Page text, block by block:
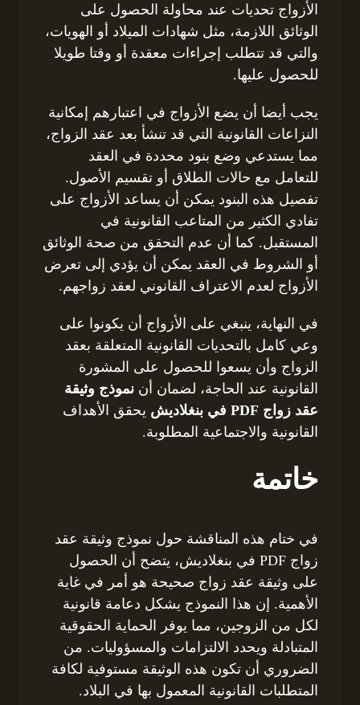
الأزواج تحديات عند محاولة الحصول على
الوثائق اللازمة، مثل شهادات الميلاد أو الهويات،
والتي قد تتطلب إجراءات معقدة أو وقتا طويلا
للحصول عليها.
يجب أيضا أن يضع الأزواج في اعتبارهم إمكانية
النزاعات القانونية التي قد تنشأ بعد عقد الزواج،
مما يستدعي وضع بنود محددة في العقد
للتعامل مع حالات الطلاق أو تقسيم الأصول.
تفصيل هذه البنود يمكن أن يساعد الأزواج على
تفادي الكثير من المتاعب القانونية في
المستقبل. كما أن عدم التحقق من صحة الوثائق
أو الشروط في العقد يمكن أن يؤدي إلى تعرض
الأزواج لعدم الاعتراف القانوني لعقد زواجهم.
في النهاية، ينبغي على الأزواج أن يكونوا على
وعي كامل بالتحديات القانونية المتعلقة بعقد
الزواج وأن يسعوا للحصول على المشورة
القانونية عند الحاجة، لضمان أننموذج وثيقة
عقد زواج PDF في بنغلاديش
يحقق الأهداف
القانونية والاجتماعية المطلوبة.
خاتمة
في ختام هذه المناقشة حول نموذج وثيقة عقد
زواج PDF في بنغلاديش، يتضح أن الحصول
على وثيقة عقد زواج صحيحة هو أمر في غاية
الأهمية. إن هذا النموذج يشكل دعامة قانونية
لكل من الزوجين، مما يوفر الحماية الحقوقية
المتبادلة ويحدد الالتزامات والمسؤوليات. من
الضروري أن تكون هذه الوثيقة مستوفية لكافة
المتطلبات القانونية المعمول بها في البلاد.